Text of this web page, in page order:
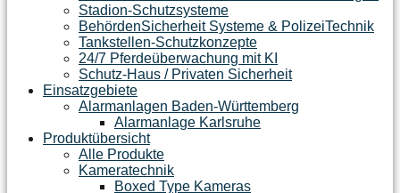
Stadion-Schutzsysteme
BehördenSicherheit Systeme & PolizeiTechnik
Tankstellen-Schutzkonzepte​
24/7 Pferdeüberwachung mit KI
Schutz-Haus / Privaten Sicherheit
Einsatzgebiete
Alarmanlagen Baden-Württemberg
Alarmanlage Karlsruhe
Produktübersicht
Alle Produkte
Kameratechnik
Boxed Type Kameras